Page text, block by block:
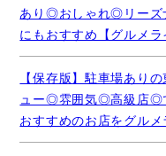
あり◎おしゃれ◎リーズ
にもおすすめ【グルメラ
【保存版】駐車場あり
ュー◎雰囲気◎高級店◎
おすすめのお店をグル